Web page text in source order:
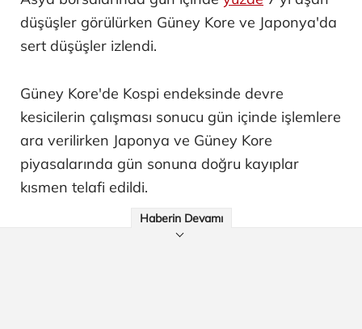
düşüşler görülürken Güney Kore ve Japonya'da
sert düşüşler izlendi.
Güney Kore'de Kospi endeksinde devre
kesicilerin çalışması sonucu gün içinde işlemlere
ara verilirken Japonya ve Güney Kore
piyasalarında gün sonuna doğru kayıplar
kısmen telafi edildi.
Haberin Devamı